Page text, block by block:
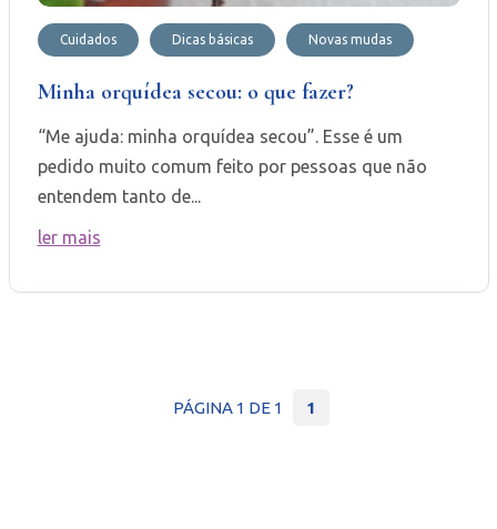
Cuidados Dicas básicas Novas mudas
Minha orquídea secou: o que fazer?
“Me ajuda: minha orquídea secou”. Esse é um
pedido muito comum feito por pessoas que não
entendem tanto de...
ler mais
PÁGINA 1 DE 1 1